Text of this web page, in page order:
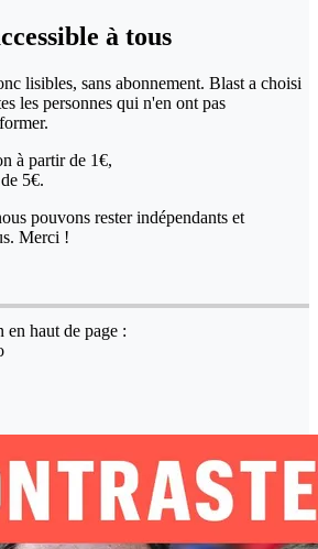
à tous
lisibles, sans abonnement. Blast a choisi
les personnes qui n'en ont pas
à partir de 1€,
5€.
pouvons rester indépendants et
Merci !
haut de page :